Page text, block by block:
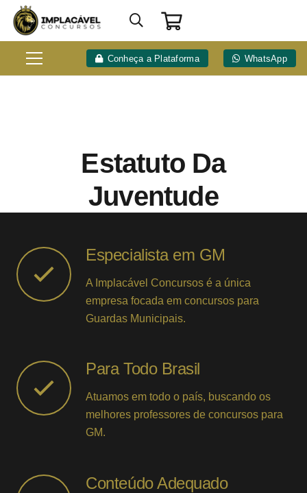
Conheça a Plataforma WhatsApp
Estatuto Da
Juventude
Especialista em GM
A Implacável Concursos é a única
empresa focada em concursos para
Guardas Municipais.
Para Todo Brasil
Atuamos em todo o país, buscando os
melhores professores de concursos para
GM.
Conteúdo Adequado